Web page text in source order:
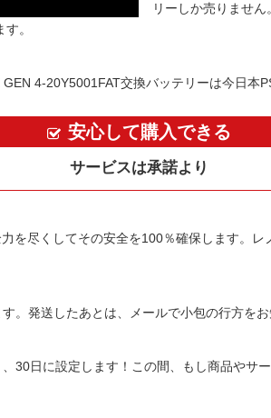
リー しか売りませ
。
4-20Y5001FAT交換バッテリーは今日本
安心して購入できる
サービスは承諾より
を尽くしてその安全を100％確保します。
レ
。発送したあとは、メールで小包の行方をお
30日に設定します！この間、もし商品やサ